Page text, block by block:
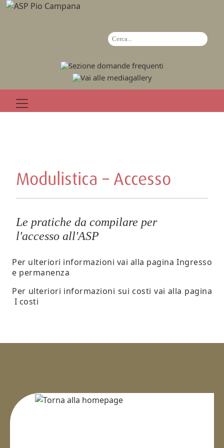
Modulistica – Accesso
Le pratiche da compilare per
l'accesso all'ASP
Per ulteriori informazioni vai alla pagina Ingresso
e permanenza
Per ulteriori informazioni sui costi vai alla pagina
I costi